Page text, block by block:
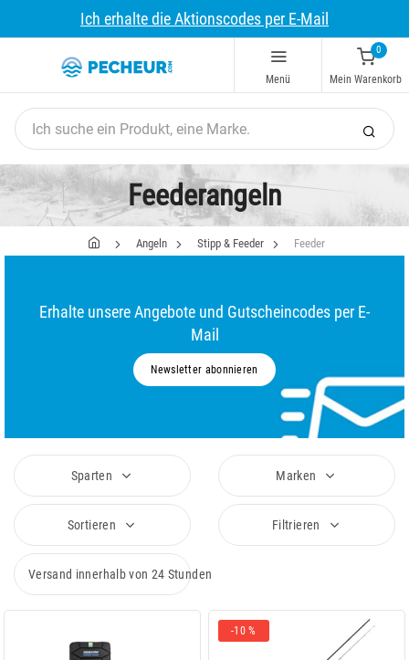
Ich erhalte die Aktionscodes per E-Mail
Menü
0
Mein Warenkorb
Feederangeln
Angeln Stipp & Feeder Feeder
Erhalte unsere Angebote und Gutscheincodes per E-
Mail
Newsletter abonnieren
Sparten Marken
Sortieren Filtrieren
Versand innerhalb von 24 Stunden
-10 %